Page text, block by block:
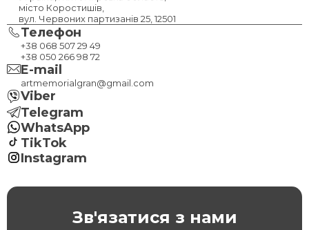
Зв'язатися з нами
місто Коростишів,
вул. Червоних партизанів 25, 12501
Телефон
+38 068 507 29 49
+38 050 266 98 72
E-mail
artmemorialgran@gmail.com
Viber
Telegram
WhatsApp
TikTok
Instagram